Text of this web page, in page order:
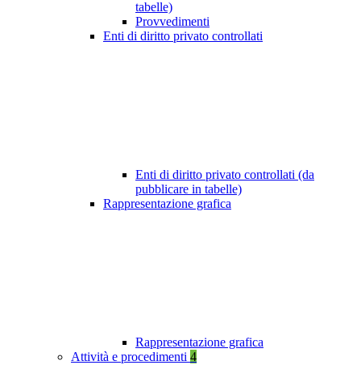
tabelle)
Provvedimenti
Enti di diritto privato controllati
Enti di diritto privato controllati (da
pubblicare in tabelle)
Rappresentazione grafica
Rappresentazione grafica
Attività e procedimenti 4